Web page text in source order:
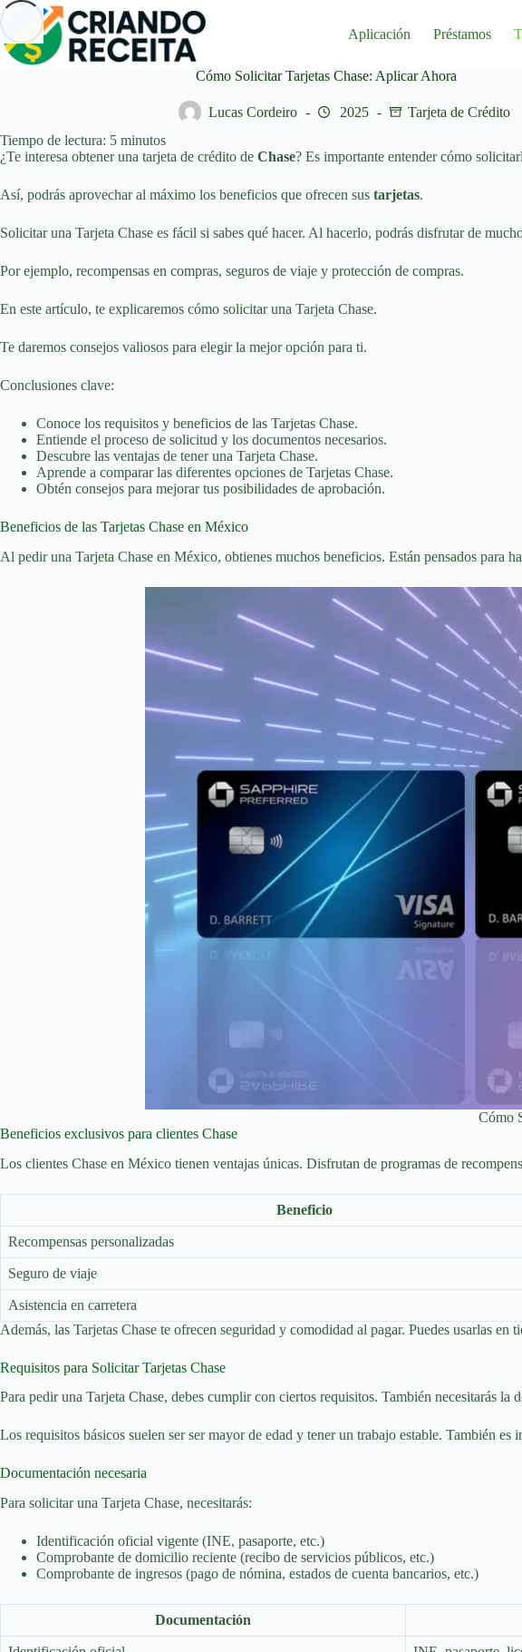
Saltar
contenido
Aplicación Préstamos
Cómo Solicitar Tarjetas Chase: Aplicar Ahora
Lucas Cordeiro 2025
Tarjeta de Crédito
Tiempo de lectura: 5 minutos
¿Te interesa obtener una tarjeta de crédito de Chase? Es importante entender cómo
Así, podrás aprovechar al máximo los beneficios que ofrecen sus tarjetas.
Solicitar una Tarjeta Chase es fácil si sabes qué hacer. Al hacerlo, podrás disfrutar de
Por ejemplo, recompensas en compras, seguros de viaje y protección de compras.
En este artículo, te explicaremos cómo solicitar una Tarjeta Chase.
Te daremos consejos valiosos para elegir la mejor opción para ti.
Conclusiones clave:
Conoce los requisitos y beneficios de las Tarjetas Chase.
Entiende el proceso de solicitud y los documentos necesarios.
Descubre las ventajas de tener una Tarjeta Chase.
Aprende a comparar las diferentes opciones de Tarjetas Chase.
Obtén consejos para mejorar tus posibilidades de aprobación.
Beneficios de las Tarjetas Chase en México
Al pedir una Tarjeta Chase en México, obtienes muchos beneficios. Están pensados para
Cómo
Beneficios exclusivos para clientes Chase
Los clientes Chase en México tienen ventajas únicas. Disfrutan de programas de
Beneficio
Recompensas personalizadas
Seguro de viaje
Asistencia en carretera
Además, las Tarjetas Chase te ofrecen seguridad y comodidad al pagar. Puedes usarlas
Requisitos para Solicitar Tarjetas Chase
Para pedir una Tarjeta Chase, debes cumplir con ciertos requisitos. También necesitarás
Los requisitos básicos suelen ser ser mayor de edad y tener un trabajo estable. También
Documentación necesaria
Para solicitar una Tarjeta Chase, necesitarás:
Identificación oficial vigente (INE, pasaporte, etc.)
Comprobante de domicilio reciente (recibo de servicios públicos, etc.)
Comprobante de ingresos (pago de nómina, estados de cuenta bancarios, etc.)
Documentación